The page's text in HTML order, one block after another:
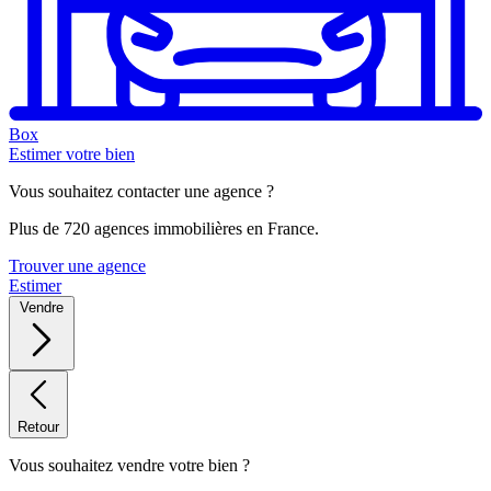
Box
Estimer votre bien
Vous souhaitez contacter une agence ?
Plus de 720 agences immobilières en France.
Trouver une agence
Estimer
Vendre
Retour
Vous souhaitez vendre votre bien ?